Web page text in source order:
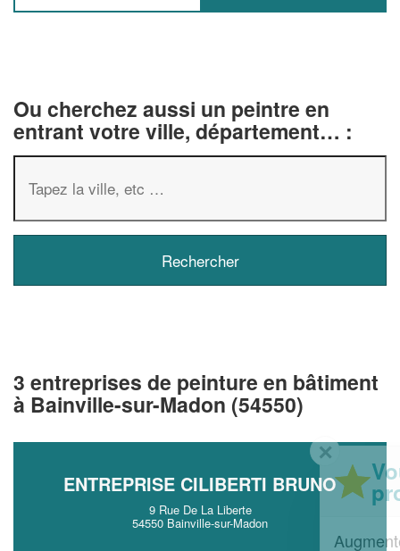
Ou cherchez aussi un peintre en
entrant votre ville, département… :
3 entreprises de peinture en bâtiment
à Bainville-sur-Madon (54550)
ENTREPRISE CILIBERTI BRUNO
9 Rue De La Liberte
54550 Bainville-sur-Madon
✕
Vous êtes un
professionnel ?
chiffre d'affaireset